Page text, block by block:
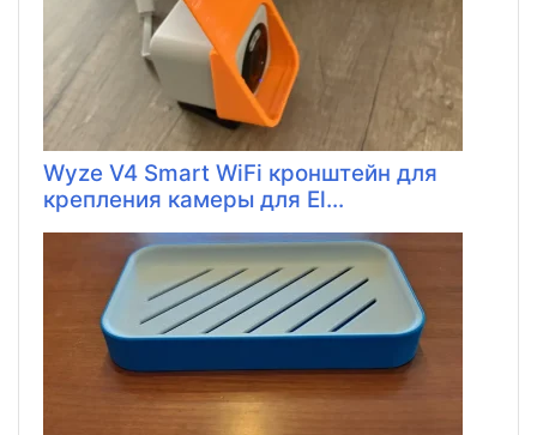
Wyze V4 Smart WiFi кронштейн для
крепления камеры для El...